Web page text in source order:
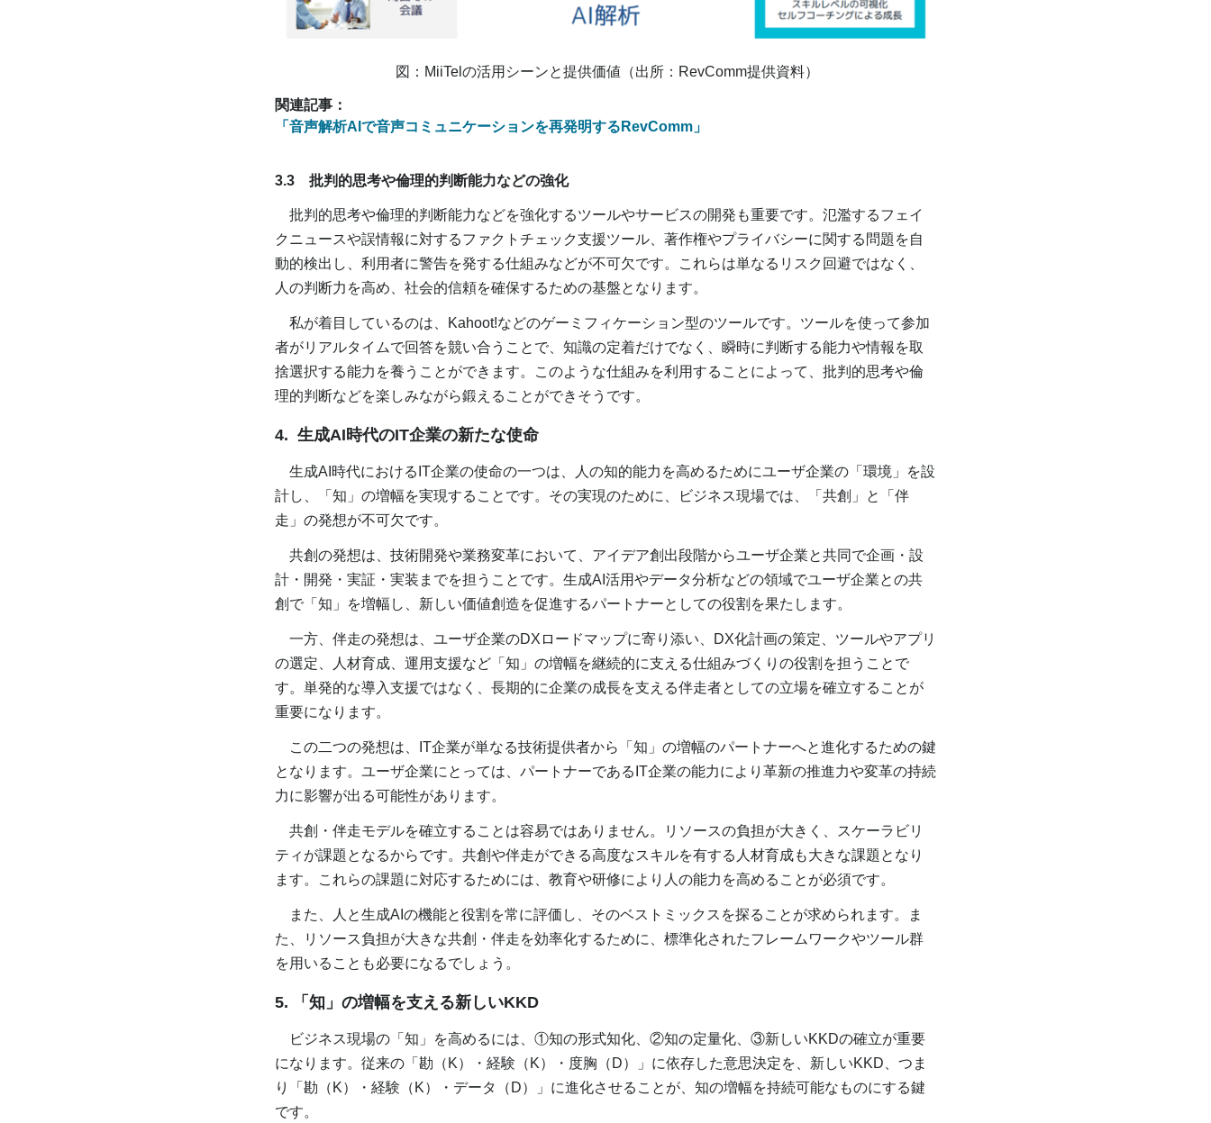
図：MiiTelの活用シーンと提供価値（出所：RevComm提供資料）
関連記事：
「音声解析AIで音声コミュニケーションを再発明するRevComm」
3.3 批判的思考や倫理的判断能力などの強化
批判的思考や倫理的判断能力などを強化するツールやサービスの開発も重要です。氾濫するフェイ
クニュースや誤情報に対するファクトチェック支援ツール、著作権やプライバシーに関する問題を自
動的検出し、利用者に警告を発する仕組みなどが不可欠です。これらは単なるリスク回避ではなく、
人の判断力を高め、社会的信頼を確保するための基盤となります。
私が着目しているのは、Kahoot!などのゲーミフィケーション型のツールです。ツールを使って参加
者がリアルタイムで回答を競い合うことで、知識の定着だけでなく、瞬時に判断する能力や情報を取
捨選択する能力を養うことができます。このような仕組みを利用することによって、批判的思考や倫
理的判断などを楽しみながら鍛えることができそうです。
4. 生成AI時代のIT企業の新たな使命
生成AI時代におけるIT企業の使命の一つは、人の知的能力を高めるためにユーザ企業の「環境」を設
計し、「知」の増幅を実現することです。その実現のために、ビジネス現場では、「共創」と「伴
走」の発想が不可欠です。
共創の発想は、技術開発や業務変革において、アイデア創出段階からユーザ企業と共同で企画・設
計・開発・実証・実装までを担うことです。生成AI活用やデータ分析などの領域でユーザ企業との共
創で「知」を増幅し、新しい価値創造を促進するパートナーとしての役割を果たします。
一方、伴走の発想は、ユーザ企業のDXロードマップに寄り添い、DX化計画の策定、ツールやアプリ
の選定、人材育成、運用支援など「知」の増幅を継続的に支える仕組みづくりの役割を担うことで
す。単発的な導入支援ではなく、長期的に企業の成長を支える伴走者としての立場を確立することが
重要になります。
この二つの発想は、IT企業が単なる技術提供者から「知」の増幅のパートナーへと進化するための鍵
となります。ユーザ企業にとっては、パートナーであるIT企業の能力により革新の推進力や変革の持続
力に影響が出る可能性があります。
共創・伴走モデルを確立することは容易ではありません。リソースの負担が大きく、スケーラビリ
ティが課題となるからです。共創や伴走ができる高度なスキルを有する人材育成も大きな課題となり
ます。これらの課題に対応するためには、教育や研修により人の能力を高めることが必須です。
また、人と生成AIの機能と役割を常に評価し、そのベストミックスを探ることが求められます。ま
た、リソース負担が大きな共創・伴走を効率化するために、標準化されたフレームワークやツール群
を用いることも必要になるでしょう。
5. 「知」の増幅を支える新しいKKD
ビジネス現場の「知」を高めるには、①知の形式知化、②知の定量化、③新しいKKDの確立が重要
になります。従来の「勘（K）・経験（K）・度胸（D）」に依存した意思決定を、新しいKKD、つま
り「勘（K）・経験（K）・データ（D）」に進化させることが、知の増幅を持続可能なものにする鍵
です。